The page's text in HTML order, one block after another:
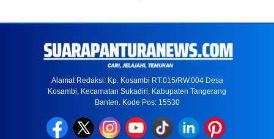
Alamat Redaksi: Kp. Kosambi RT.015/RW.004 Desa
Kosambi, Kecamatan Sukadiri, Kabupaten Tangerang
Banten. Kode Pos: 15530